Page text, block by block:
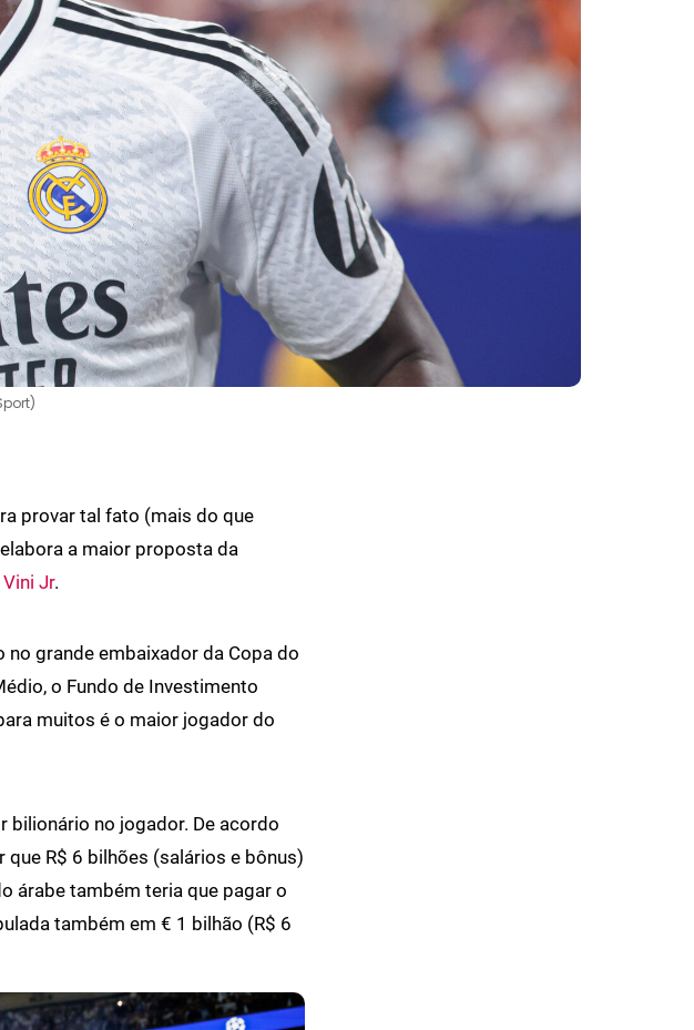
provar tal fato (mais do que
a maior proposta da
Vini Jr.
grande embaixador da Copa do
o Fundo de Investimento
muitos é o maior jogador do
bilionário no jogador. De acordo
R$ 6 bilhões (salários e bônus)
árabe também teria que pagar o
também em € 1 bilhão (R$ 6